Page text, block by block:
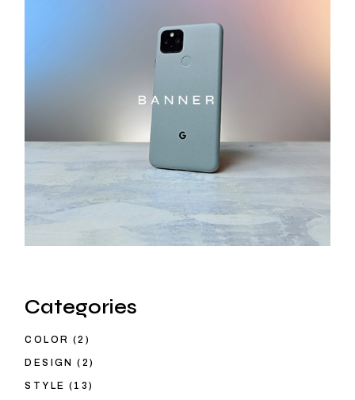
Categories
COLOR (2)
DESIGN (2)
STYLE (13)